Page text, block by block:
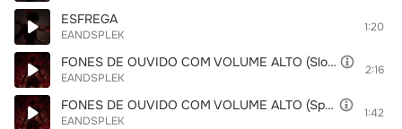
ESFREGA
EANDSPLEK
1:20
FONES DE OUVIDO COM VOLUME ALTO (Slowed)
EANDSPLEK
2:16
FONES DE OUVIDO COM VOLUME ALTO (Speed Up)
EANDSPLEK
1:42